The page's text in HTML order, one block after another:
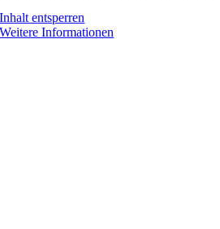
Inhalt entsperren
Weitere Informationen